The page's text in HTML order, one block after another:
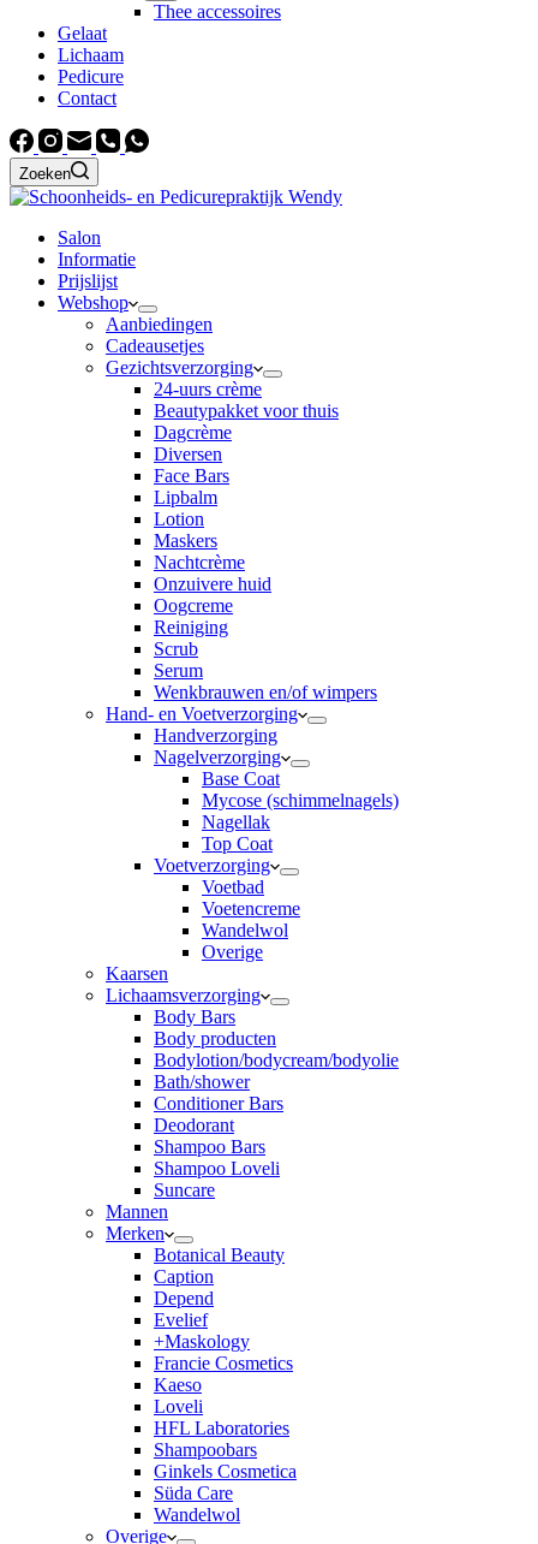
Thee accessoires
Gelaat
Lichaam
Pedicure
Contact
Zoeken
Salon
Informatie
Prijslijst
Webshop
Aanbiedingen
Cadeausetjes
Gezichtsverzorging
24-uurs crème
Beautypakket voor thuis
Dagcrème
Diversen
Face Bars
Lipbalm
Lotion
Maskers
Nachtcrème
Onzuivere huid
Oogcreme
Reiniging
Scrub
Serum
Wenkbrauwen en/of wimpers
Hand- en Voetverzorging
Handverzorging
Nagelverzorging
Base Coat
Mycose (schimmelnagels)
Nagellak
Top Coat
Voetverzorging
Voetbad
Voetencreme
Wandelwol
Overige
Kaarsen
Lichaamsverzorging
Body Bars
Body producten
Bodylotion/bodycream/bodyolie
Bath/shower
Conditioner Bars
Deodorant
Shampoo Bars
Shampoo Loveli
Suncare
Mannen
Merken
Botanical Beauty
Caption
Depend
Evelief
+Maskology
Francie Cosmetics
Kaeso
Loveli
HFL Laboratories
Shampoobars
Ginkels Cosmetica
Süda Care
Wandelwol
Overige